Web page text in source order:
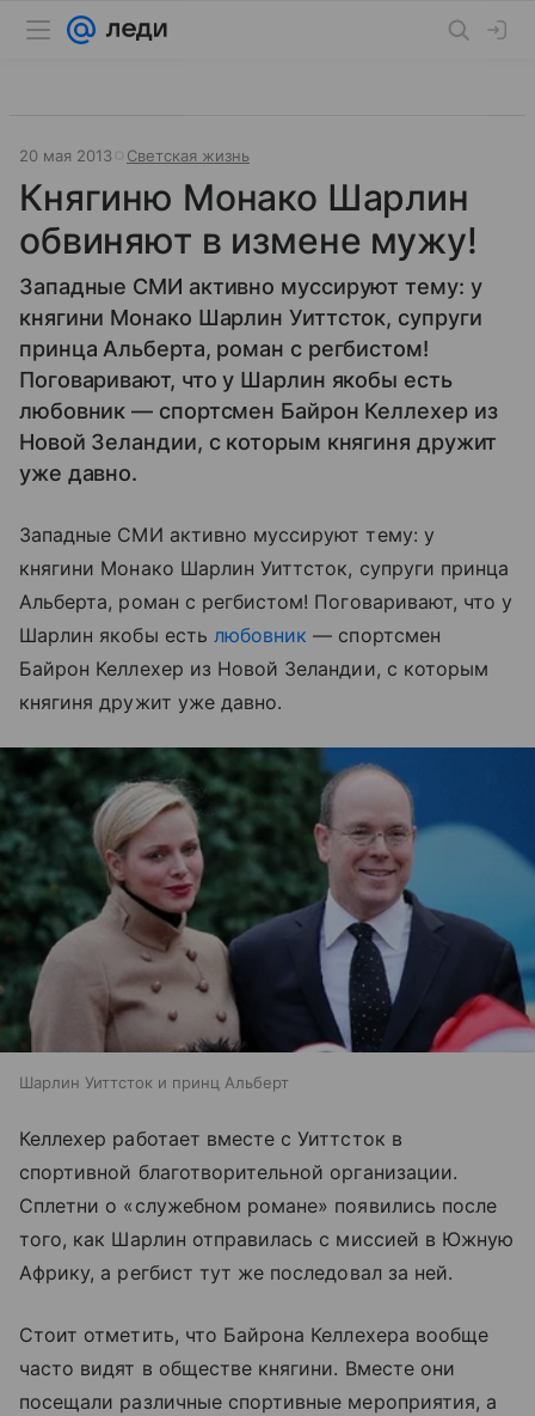
20 мая 2013 Светская жизнь
Княгиню Монако Шарлин
обвиняют в измене мужу!
Западные СМИ активно муссируют тему: у
княгини Монако Шарлин Уиттсток, супруги
принца Альберта, роман с регбистом!
Поговаривают, что у Шарлин якобы есть
любовник — спортсмен Байрон Келлехер из
Новой Зеландии, с которым княгиня дружит
уже давно.
Западные СМИ активно муссируют тему: у
княгини Монако Шарлин Уиттсток, супруги принца
Альберта, роман с регбистом! Поговаривают, что у
Шарлин якобы есть любовник — спортсмен
Байрон Келлехер из Новой Зеландии, с которым
княгиня дружит уже давно.
Шарлин Уиттсток и принц Альберт
Келлехер работает вместе с Уиттсток в
спортивной благотворительной организации.
Сплетни о «служебном романе» появились после
того, как Шарлин отправилась с миссией в Южную
Африку, а регбист тут же последовал за ней.
Стоит отметить, что Байрона Келлехера вообще
часто видят в обществе княгини. Вместе они
посещали различные спортивные мероприятия, а